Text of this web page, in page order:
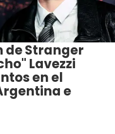
de Stranger
Lavezzi
en el
e